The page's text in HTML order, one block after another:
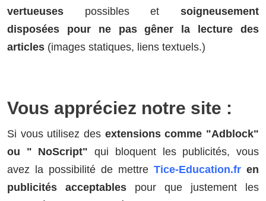
vertueuses possibles et soigneusement
disposées pour ne pas gêner la lecture des
articles (images statiques, liens textuels.)
Vous appréciez notre site :
Si vous utilisez des extensions comme "Adblock"
ou " NoScript" qui bloquent les publicités, vous
avez la possibilité de mettre Tice-Education.fr en
publicités acceptables pour que justement les